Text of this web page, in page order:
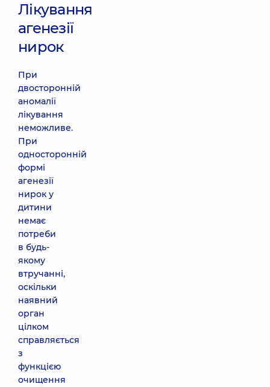
Лікування
агенезії
нирок
При
двосторонній
аномалії
лікування
неможливе.
При
односторонній
формі
агенезії
нирок у
дитини
немає
потреби
в будь-
якому
втручанні,
оскільки
наявний
орган
цілком
справляється
з
функцією
очищення